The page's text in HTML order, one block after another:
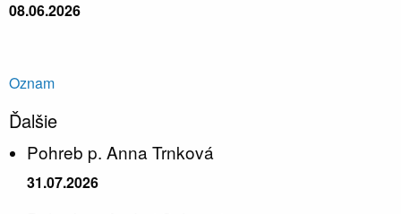
08.06.2026
Oznam
Ďalšie
Pohreb p. Anna Trnková
31.07.2026